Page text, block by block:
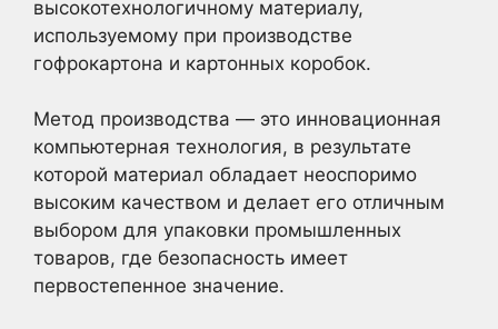
высокотехнологичному материалу,
используемому при производстве
гофрокартона и картонных коробок.
Метод производства — это инновационная
компьютерная технология, в результате
которой материал обладает неоспоримо
высоким качеством и делает его отличным
выбором для упаковки промышленных
товаров, где безопасность имеет
первостепенное значение.